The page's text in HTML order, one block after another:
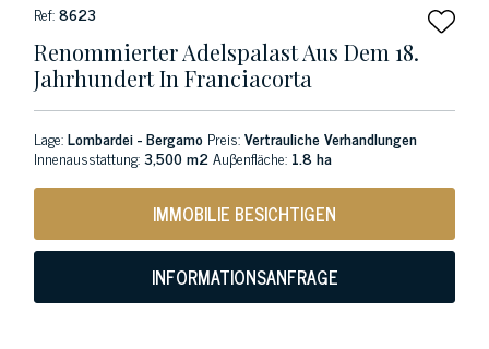
Ref:8623
Renommierter Adelspalast Aus Dem 18.
Jahrhundert In Franciacorta
Lage:Lombardei - Bergamo Preis:Vertrauliche Verhandlungen
Innenausstattung:3,500 m2Auβenfläche: 1.8 ha
IMMOBILIE BESICHTIGEN
INFORMATIONSANFRAGE